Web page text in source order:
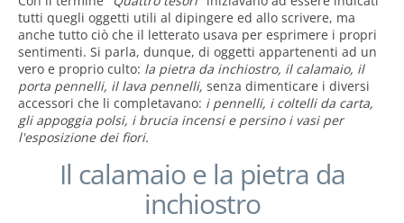
tutti quegli oggetti utili al dipingere ed allo scrivere, ma
anche tutto ciò che il letterato usava per esprimere i propri
sentimenti. Si parla, dunque, di oggetti appartenenti ad un
vero e proprio culto: la pietra da inchiostro, il calamaio, il
porta pennelli, il lava pennelli, senza dimenticare i diversi
accessori che li completavano: i pennelli, i coltelli da carta,
gli appoggia polsi, i brucia incensi e persino i vasi per
l'esposizione dei fiori.
Il calamaio e la pietra da
inchiostro